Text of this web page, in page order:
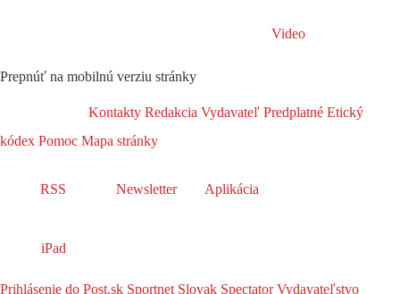
Video
Prepnúť na mobilnú verziu stránky
Kontakty Redakcia Vydavateľ Predplatné Etický
kódex Pomoc Mapa stránky
RSS Newsletter Aplikácia
iPad
Prihlásenie do Post.sk Sportnet Slovak SpectatorVydavateľstvo